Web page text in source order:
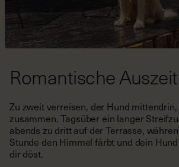
Romantische
Zu zweit verreisen, der Hund
zusammen. Tagsüber ein langer
abends zu dritt auf der Terrasse,
Stunde den Himmel färbt und dein
dir döst.